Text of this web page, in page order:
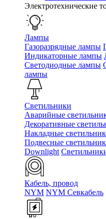
Электротехнические
Лампы
Газоразрядные лампы
Индикаторные лампы
Светодиодные лампы
лампы
Светильники
Аварийные
Декоративные
Накладные
Подвесные
Downlight
Кабель, провод
NYM NYM Севкабель